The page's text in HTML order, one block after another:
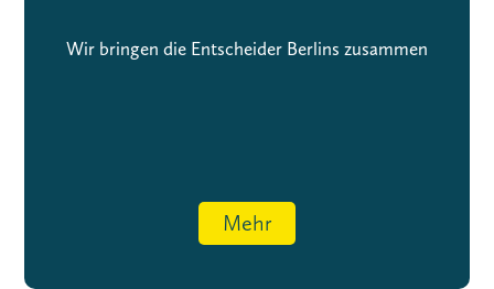
Wir bringen die Entscheider Berlins zusammen
Mehr